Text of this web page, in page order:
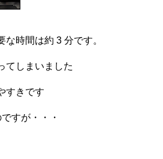
時間は約 3 分です。
てしまいました
すきです
すが・・・